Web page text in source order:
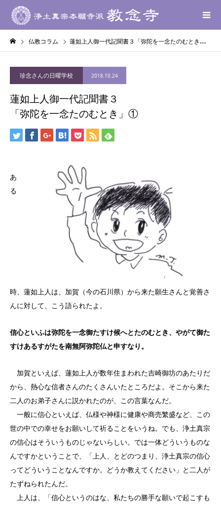
仏教コラム 蓮如上人御一代記聞書３「弥陀を一念たのむとき」①
珍念さんの日曜学校 2018.10.24
蓮如上人御一代記聞書３
「弥陀を一念たのむとき」①
あ
る
時、蓮如上人は、加賀（今の石川県）から来た願生さんと覚善さ
んに対して、こう語られたよ。
信心といふは弥陀を一念御たすけ候へとたのむとき、やがて御た
すけあるすがたを南無阿弥陀仏と申すなり。
加賀といえば、蓮如上人が数年住まわれた吉崎御坊のあたりだ
から、熱心な信者さんのたくさんいたところだよ。そこから来た
二人のお弟子さんに説かれたのが、この言葉なんだ。
一般に信心といえば、仏様や神様に健康や商売繁盛など、この
世の中での幸せをお願いして祈ることをいうね。でも、浄土真宗
の信心はそういうものじゃないらしい。では一体どういうものな
んですかということで、「上人、とどのつまり、浄土真宗の信心
ってどういうことなんですか。どうか教えてください」と二人が
たずねられたんだ。
上人は、「信心というのはな、私たちの勝手な願いで起こすも